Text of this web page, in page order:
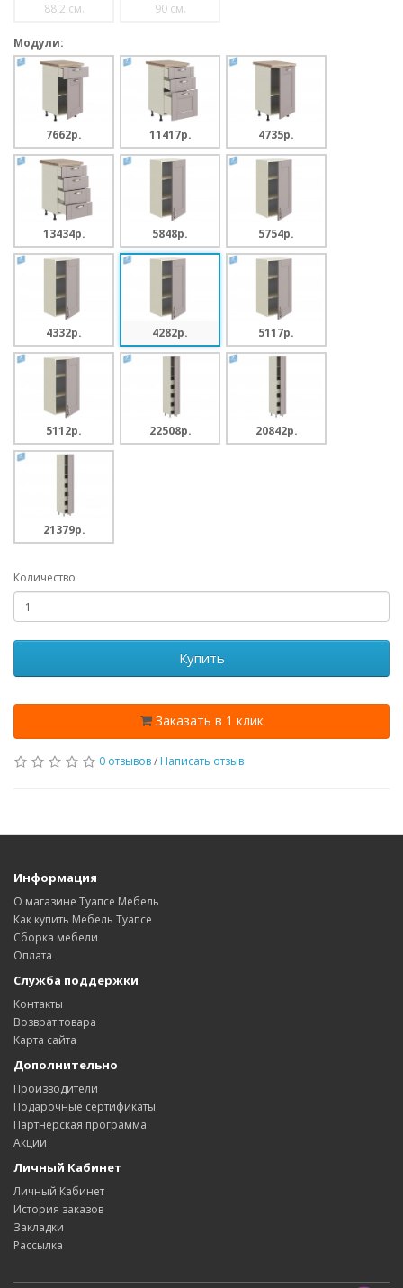
88,2 см. 90 см.
Модули:
7662p. 11417p. 4735p.
13434p. 5848p. 5754p.
4332p. 4282p. 5117p.
5112p. 22508p. 20842p.
21379p.
Количество
Купить
Заказать в 1 клик
0 отзывов/ Написать отзыв
Информация
О магазине Туапсе Мебель
Как купить Мебель Туапсе
Сборка мебели
Оплата
Служба поддержки
Контакты
Возврат товара
Карта сайта
Дополнительно
Производители
Подарочные сертификаты
Партнерская программа
Акции
Личный Кабинет
Личный Кабинет
История заказов
Закладки
Рассылка